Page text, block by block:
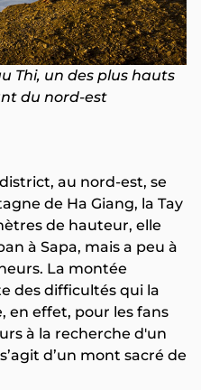
Thi, un des plus hauts
du nord-est
au nord-est, se
de Ha Giang, la Tay
de hauteur, elle
à Sapa, mais a peu à
La montée
des difficultés qui la
en effet, pour les fans
à la recherche d'un
d’un mont sacré de